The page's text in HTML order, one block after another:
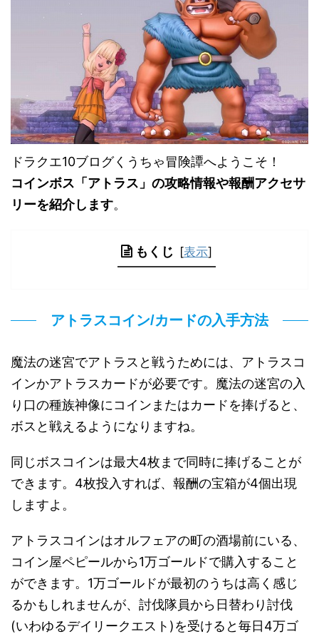
ドラクエ10ブログくうちゃ冒険譚へようこそ！
コインボス「アトラス」の攻略情報や報酬アクセサ
リーを紹介します。
もくじ [表示]
アトラスコイン/カードの入手方法
魔法の迷宮でアトラスと戦うためには、アトラスコ
インかアトラスカードが必要です。魔法の迷宮の入
り口の種族神像にコインまたはカードを捧げると、
ボスと戦えるようになりますね。
同じボスコインは最大4枚まで同時に捧げることが
できます。4枚投入すれば、報酬の宝箱が4個出現
しますよ。
アトラスコインはオルフェアの町の酒場前にいる、
コイン屋ペピールから1万ゴールドで購入すること
ができます。1万ゴールドが最初のうちは高く感じ
るかもしれませんが、討伐隊員から日替わり討伐
(いわゆるデイリークエスト)を受けると毎日4万ゴ